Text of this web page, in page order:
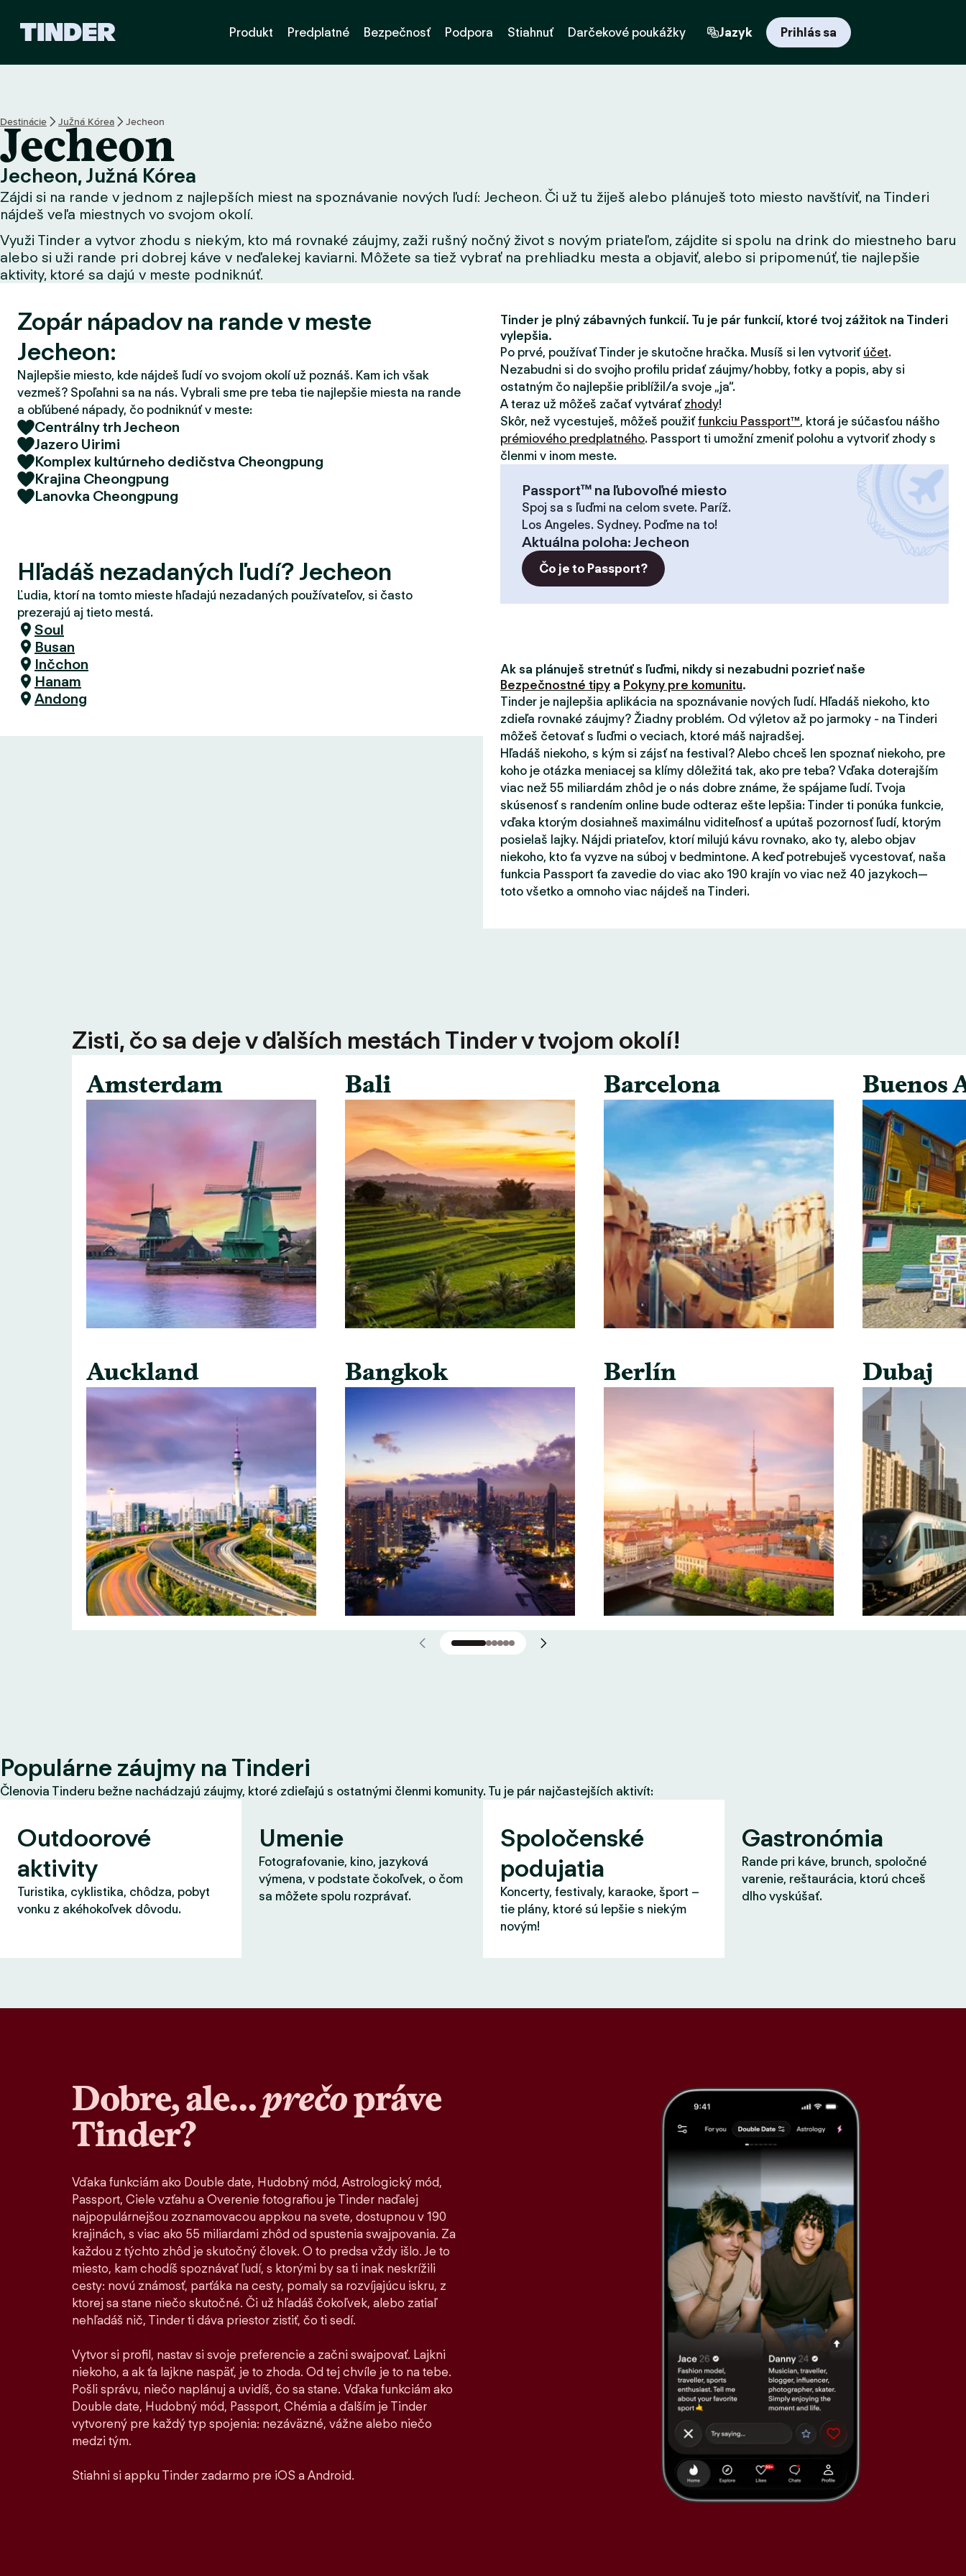
k
o
r
a
z
o
v
k
a
T
n
d
Produkt Predplatné Bezpečnosť Podpora Stiahnuť Darčekové poukážky Jazyk Prihlás sa
Destinácie Južná Kórea Jecheon
Jecheon
Jecheon, Južná Kórea
Zájdi si na rande v jednom z najlepších miest na spoznávanie nových ľudí: Jecheon. Či už tu žiješ alebo plánuješ toto miesto navštíviť, na Tinderi
nájdeš veľa miestnych vo svojom okolí.
Využi Tinder a vytvor zhodu s niekým, kto má rovnaké záujmy, zaži rušný nočný život s novým priateľom, zájdite si spolu na drink do miestneho baru
alebo si uži rande pri dobrej káve v neďalekej kaviarni. Môžete sa tiež vybrať na prehliadku mesta a objaviť, alebo si pripomenúť, tie najlepšie
aktivity, ktoré sa dajú v meste podniknúť.
Zopár nápadov na rande v meste
Jecheon:
Najlepšie miesto, kde nájdeš ľudí vo svojom okolí už poznáš. Kam ich však
vezmeš? Spoľahni sa na nás. Vybrali sme pre teba tie najlepšie miesta na rande
a obľúbené nápady, čo podniknúť v meste:
Centrálny trh Jecheon
Jazero Uirimi
Komplex kultúrneho dedičstva Cheongpung
Krajina Cheongpung
Lanovka Cheongpung
Hľadáš nezadaných ľudí? Jecheon
Ľudia, ktorí na tomto mieste hľadajú nezadaných používateľov, si často
prezerajú aj tieto mestá.
Soul
Busan
Inčchon
Hanam
Andong
Tinder je plný zábavných funkcií. Tu je pár funkcií, ktoré tvoj zážitok na Tinderi
vylepšia.
Po prvé, používať Tinder je skutočne hračka. Musíš si len vytvoriť účet.
Nezabudni si do svojho profilu pridať záujmy/hobby, fotky a popis, aby si
ostatným čo najlepšie priblížil/a svoje „ja“.
A teraz už môžeš začať vytvárať zhody!
Skôr, než vycestuješ, môžeš použiťfunkciu Passport™, ktorá je súčasťou nášho
prémiového predplatného. Passport ti umožní zmeniť polohu a vytvoriť zhody s
členmi v inom meste.
Passport™ na ľubovoľné miesto
Spoj sa s ľuďmi na celom svete. Paríž.
Los Angeles. Sydney. Poďme na to!
Aktuálna poloha:Jecheon
Čo je to Passport?
Ak sa plánuješ stretnúť s ľuďmi, nikdy si nezabudni pozrieť naše
Bezpečnostné tipy a Pokyny pre komunitu.
Tinder je najlepšia aplikácia na spoznávanie nových ľudí. Hľadáš niekoho, kto
zdieľa rovnaké záujmy? Žiadny problém. Od výletov až po jarmoky - na Tinderi
môžeš četovať s ľuďmi o veciach, ktoré máš najradšej.
Hľadáš niekoho, s kým si zájsť na festival? Alebo chceš len spoznať niekoho, pre
koho je otázka meniacej sa klímy dôležitá tak, ako pre teba? Vďaka doterajším
viac než 55 miliardám zhôd je o nás dobre známe, že spájame ľudí. Tvoja
skúsenosť s randením online bude odteraz ešte lepšia: Tinder ti ponúka funkcie,
vďaka ktorým dosiahneš maximálnu viditeľnosť a upútaš pozornosť ľudí, ktorým
posielaš lajky. Nájdi priateľov, ktorí milujú kávu rovnako, ako ty, alebo objav
niekoho, kto ťa vyzve na súboj v bedmintone. A keď potrebuješ vycestovať, naša
funkcia Passport ťa zavedie do viac ako 190 krajín vo viac než 40 jazykoch—
toto všetko a omnoho viac nájdeš na Tinderi.
Zisti, čo sa deje v ďalších mestách Tinder v tvojom okolí!
Amsterdam
Auckland
Bali
Bangkok
Barcelona
Berlín
Buenos
Dubaj
Populárne záujmy na Tinderi
Členovia Tinderu bežne nachádzajú záujmy, ktoré zdieľajú s ostatnými členmi komunity. Tu je pár najčastejších aktivít:
Outdoorové
aktivity
Turistika, cyklistika, chôdza, pobyt
vonku z akéhokoľvek dôvodu.
Umenie
Fotografovanie, kino, jazyková
výmena, v podstate čokoľvek, o čom
sa môžete spolu rozprávať.
Spoločenské
podujatia
Koncerty, festivaly, karaoke, šport –
tie plány, ktoré sú lepšie s niekým
novým!
Gastronómia
Rande pri káve, brunch, spoločné
varenie, reštaurácia, ktorú chceš
dlho vyskúšať.
Dobre, ale…prečopráve
Tinder?
Vďaka funkciám ako Double date, Hudobný mód, Astrologický mód,
Passport, Ciele vzťahu a Overenie fotografiou je Tinder naďalej
najpopulárnejšou zoznamovacou appkou na svete, dostupnou v 190
krajinách, s viac ako 55 miliardami zhôd od spustenia swajpovania. Za
každou z týchto zhôd je skutočný človek. O to predsa vždy išlo. Je to
miesto, kam chodíš spoznávať ľudí, s ktorými by sa ti inak neskrížili
cesty: novú známosť, parťáka na cesty, pomaly sa rozvíjajúcu iskru, z
ktorej sa stane niečo skutočné. Či už hľadáš čokoľvek, alebo zatiaľ
nehľadáš nič, Tinder ti dáva priestor zistiť, čo ti sedí.
Vytvor si profil, nastav si svoje preferencie a začni swajpovať. Lajkni
niekoho, a ak ťa lajkne naspäť, je to zhoda. Od tej chvíle je to na tebe.
Pošli správu, niečo naplánuj a uvidíš, čo sa stane. Vďaka funkciám ako
Double date, Hudobný mód, Passport, Chémia a ďalším je Tinder
vytvorený pre každý typ spojenia: nezáväzné, vážne alebo niečo
medzi tým.
Stiahni si appku Tinder zadarmo pre iOS a Android.